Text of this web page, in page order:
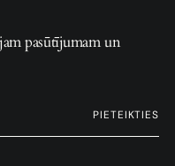
pasūtījumam un
PIETEIKTIES